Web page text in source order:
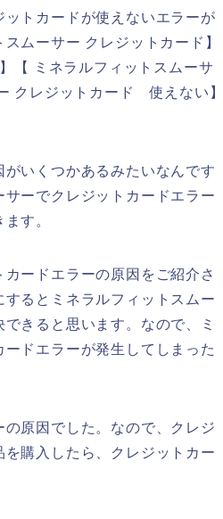
トカードが使えないエラーが
ムーサー クレジットカード】
【 ミネラルフィットスムーサ
クレジットカード 使えない】
いくつかあるみたいなんです
ーでクレジットカードエラー
す。
ードエラーの原因をご紹介さ
るとミネラルフィットスムー
きると思います。なので、ミ
ドエラーが発生してしまった
原因でした。なので、クレジ
購入したら、クレジットカー